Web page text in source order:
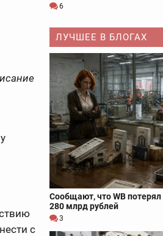
с
6
ЛУЧШЕЕ В БЛОГАХ
Сообщают, что WB
280 млрд рублей
3